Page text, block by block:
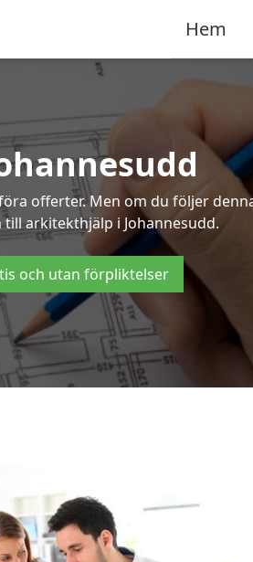
Hem
offerter. Men om du följer
arkitekthjälp i Johannesudd.
och utan förpliktelser